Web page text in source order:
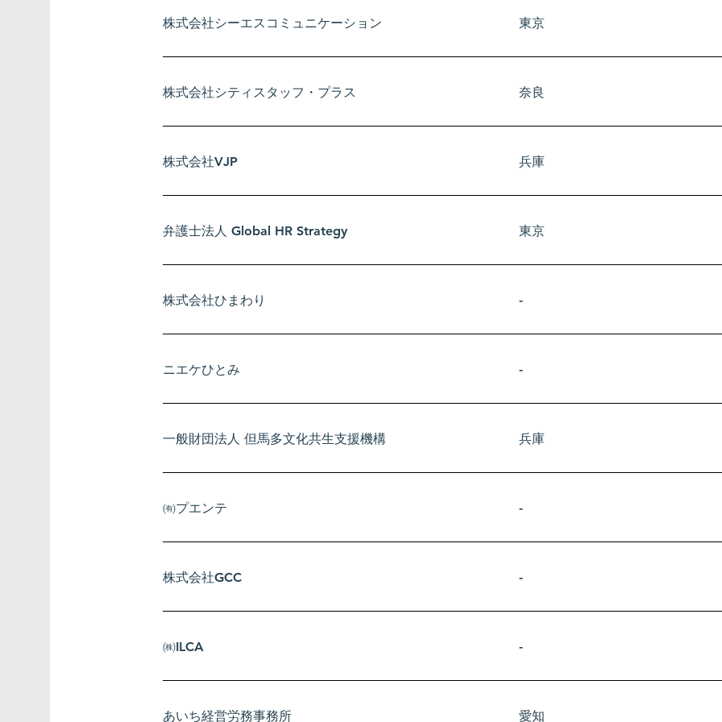
株式会社シーエスコミュニケーション 東京
株式会社シティスタッフ・プラス ​奈良
株式会社VJP 兵庫
弁護士法人 Global HR Strategy 東京
株式会社ひまわり -
ニエケひとみ -
一般財団法人 但馬多文化共生支援機構 ​兵庫
㈲プエンテ -
株式会社GCC -
㈱ILCA -
あいち経営労務事務所 愛知